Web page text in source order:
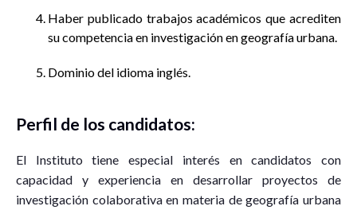
Haber publicado trabajos académicos que acrediten
su competencia en investigación en geografía urbana.
Dominio del idioma inglés.
Perfil de los candidatos:
El Instituto tiene especial interés en candidatos con
capacidad y experiencia en desarrollar proyectos de
investigación colaborativa en materia de geografía urbana